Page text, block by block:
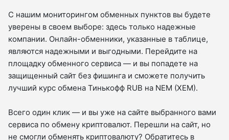
С нашим мониторингом обменных пунктов вы будете
уверены в своем выборе: здесь только надежные
компании. Онлайн-обменники, указанные в таблице,
являются надежными и выгодными. Перейдите на
площадку обменного сервиса — и вы попадете на
защищенный сайт без фишинга и сможете получить
лучший курс обмена Тинькофф RUB на NEM (XEM).
Всего один клик — и вы уже на сайте выбранного вами
сервиса по обмену криптовалют. Перешли на сайт, но
не смогли обменять криптовалюту? Обратитесь в